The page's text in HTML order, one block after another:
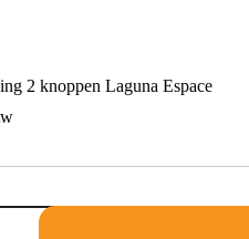
2 knoppen Laguna Espace